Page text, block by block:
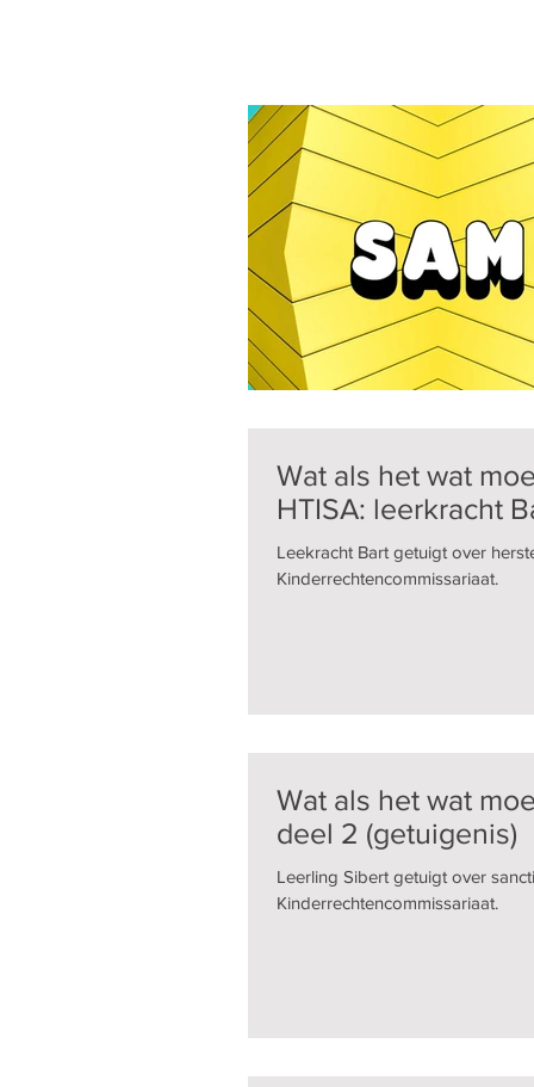
Wat als het wat
HTISA: leerkracht
Leekracht Bart getuigt over
Kinderrechtencommissariaat.
Wat als het wat
deel 2 (getuigenis)
Leerling Sibert getuigt over
Kinderrechtencommissariaat.